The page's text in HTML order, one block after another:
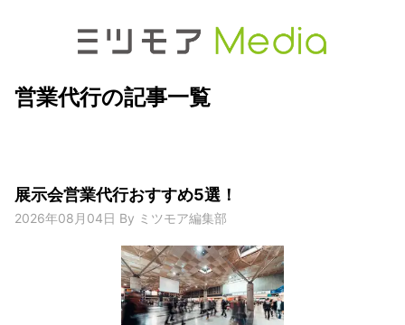
営業代行の記事一覧
展示会営業代行おすすめ5選！
2026年08月04日 By ミツモア編集部